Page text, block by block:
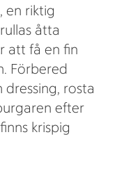
en riktig
åtta
att få en fin
Förbered
rosta
efter
krispig